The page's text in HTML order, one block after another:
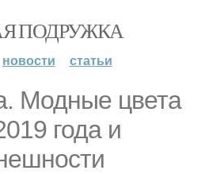
ПОДРУЖКА
новости статьи
Модные цвета
года и